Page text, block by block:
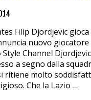
Filip Djordjevic
nuovo giocatore
Channel
a segno dalla
ritiene molto
Che la Lazio …